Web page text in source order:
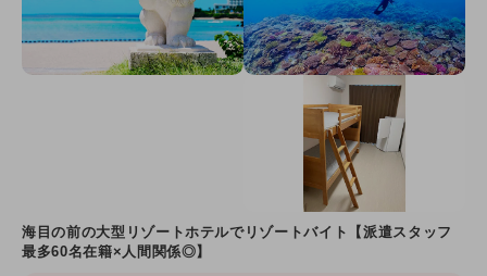
海目の前の大型リゾートホテルでリゾートバイト【派遣スタッフ
最多60名在籍×人間関係◎】